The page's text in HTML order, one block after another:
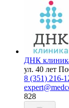
ДНК
ул. 40 лет
8 (351) 216-
828